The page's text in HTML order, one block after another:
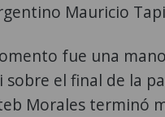
Mauricio
fue una
sobre el final de la
Morales terminó